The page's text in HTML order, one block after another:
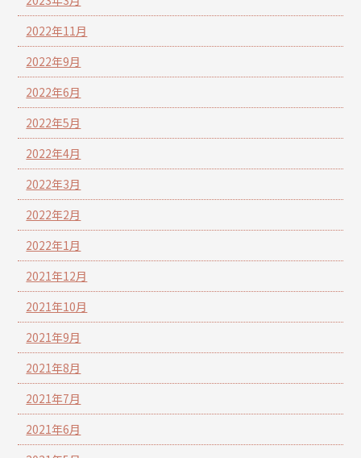
2022年11月
2022年9月
2022年6月
2022年5月
2022年4月
2022年3月
2022年2月
2022年1月
2021年12月
2021年10月
2021年9月
2021年8月
2021年7月
2021年6月